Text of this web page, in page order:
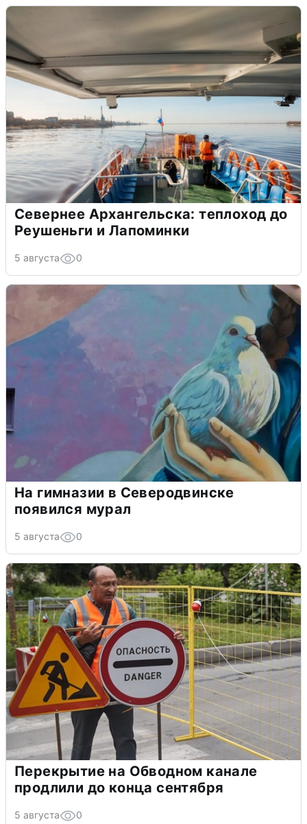
Севернее Архангельска: теплоход до
Реушеньги и Лапоминки
5 августа 0
На гимназии в Северодвинске
появился мурал
5 августа 0
Перекрытие на Обводном канале
продлили до конца сентября
5 августа 0